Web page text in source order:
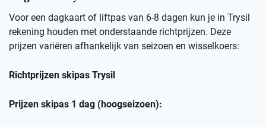
Voor een dagkaart of liftpas van 6-8 dagen kun je in Trysil
rekening houden met onderstaande richtprijzen. Deze
prijzen variëren afhankelijk van seizoen en wisselkoers:
Richtprijzen skipas Trysil
Prijzen skipas 1 dag (hoogseizoen):